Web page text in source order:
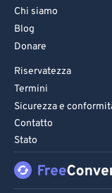
Chi siamo
Blog
Donare
Riservatezza
Termini
Sicurezza e
Contatto
Stato